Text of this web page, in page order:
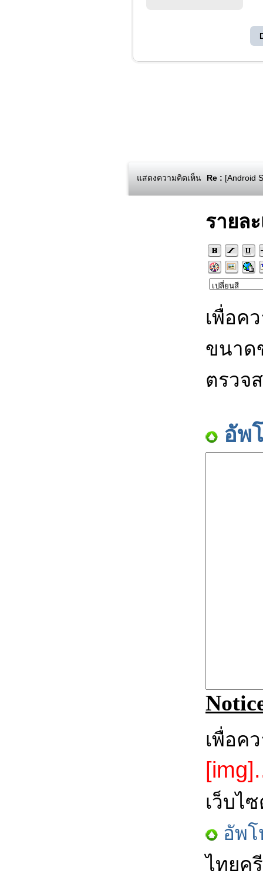
แสดงความคิดเห็น Re : [Android
รายล
เพื่อค
ขนาด
ตรวจ
อัพ
เพื่อค
เว็บไ
อัพ
ไทยค